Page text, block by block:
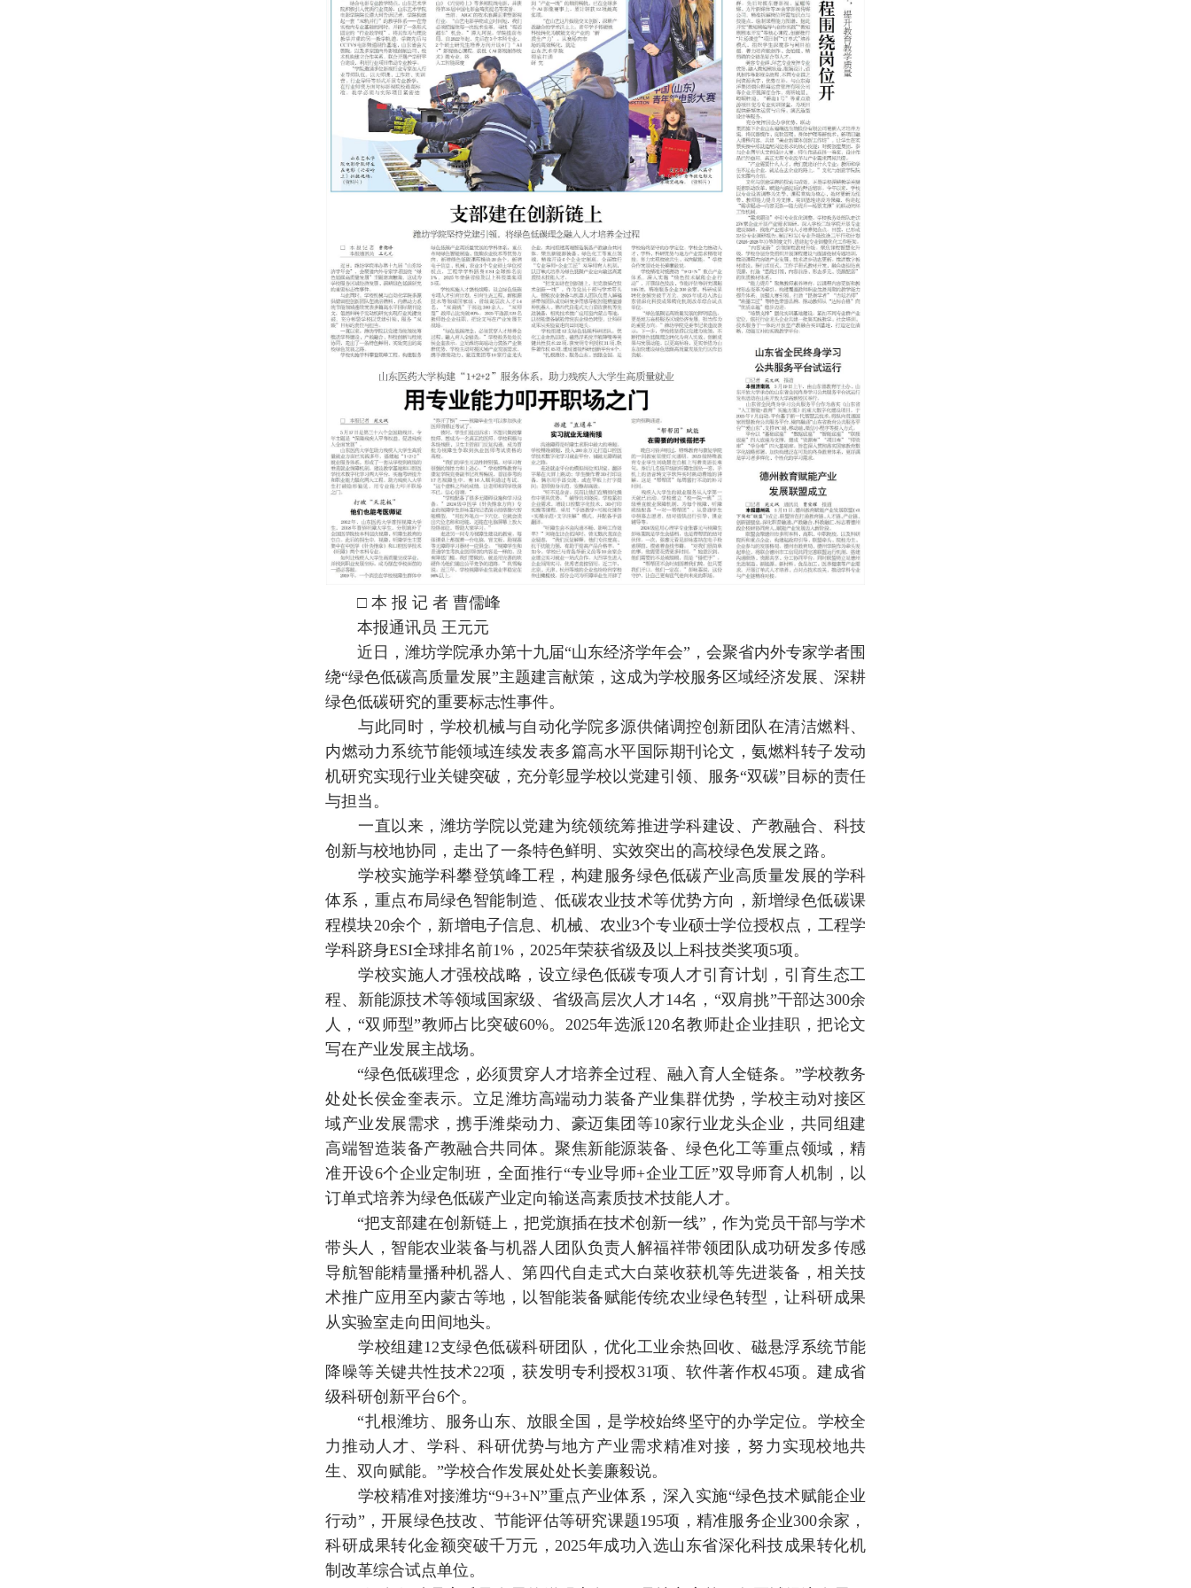
□ 本 报 记 者 曹儒峰
本报通讯员 王元元
近日，潍坊学院承办第十九届“山东经济学年会”，会聚省内外专家学者围
绕“绿色低碳高质量发展”主题建言献策，这成为学校服务区域经济发展、深耕
绿色低碳研究的重要标志性事件。
与此同时，学校机械与自动化学院多源供储调控创新团队在清洁燃料、
内燃动力系统节能领域连续发表多篇高水平国际期刊论文，氨燃料转子发动
机研究实现行业关键突破，充分彰显学校以党建引领、服务“双碳”目标的责任
与担当。
一直以来，潍坊学院以党建为统领统筹推进学科建设、产教融合、科技
创新与校地协同，走出了一条特色鲜明、实效突出的高校绿色发展之路。
学校实施学科攀登筑峰工程，构建服务绿色低碳产业高质量发展的学科
体系，重点布局绿色智能制造、低碳农业技术等优势方向，新增绿色低碳课
程模块20余个，新增电子信息、机械、农业3个专业硕士学位授权点，工程学
学科跻身ESI全球排名前1%，2025年荣获省级及以上科技类奖项5项。
学校实施人才强校战略，设立绿色低碳专项人才引育计划，引育生态工
程、新能源技术等领域国家级、省级高层次人才14名，“双肩挑”干部达300余
人，“双师型”教师占比突破60%。2025年选派120名教师赴企业挂职，把论文
写在产业发展主战场。
“绿色低碳理念，必须贯穿人才培养全过程、融入育人全链条。”学校教务
处处长侯金奎表示。立足潍坊高端动力装备产业集群优势，学校主动对接区
域产业发展需求，携手潍柴动力、豪迈集团等10家行业龙头企业，共同组建
高端智造装备产教融合共同体。聚焦新能源装备、绿色化工等重点领域，精
准开设6个企业定制班，全面推行“专业导师+企业工匠”双导师育人机制，以
订单式培养为绿色低碳产业定向输送高素质技术技能人才。
“把支部建在创新链上，把党旗插在技术创新一线”，作为党员干部与学术
带头人，智能农业装备与机器人团队负责人解福祥带领团队成功研发多传感
导航智能精量播种机器人、第四代自走式大白菜收获机等先进装备，相关技
术推广应用至内蒙古等地，以智能装备赋能传统农业绿色转型，让科研成果
从实验室走向田间地头。
学校组建12支绿色低碳科研团队，优化工业余热回收、磁悬浮系统节能
降噪等关键共性技术22项，获发明专利授权31项、软件著作权45项。建成省
级科研创新平台6个。
“扎根潍坊、服务山东、放眼全国，是学校始终坚守的办学定位。学校全
力推动人才、学科、科研优势与地方产业需求精准对接，努力实现校地共
生、双向赋能。”学校合作发展处处长姜廉毅说。
学校精准对接潍坊“9+3+N”重点产业体系，深入实施“绿色技术赋能企业
行动”，开展绿色技改、节能评估等研究课题195项，精准服务企业300余家，
科研成果转化金额突破千万元，2025年成功入选山东省深化科技成果转化机
制改革综合试点单位。